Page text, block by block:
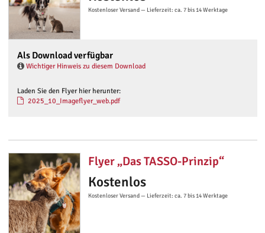
Kostenloser Versand — Lieferzeit: ca. 7 bis 14 Werktage
Als Download verfügbar
Wichtiger Hinweis zu diesem Download
Laden Sie den Flyer hier herunter:
2025_10_Imageflyer_web.pdf
Flyer „Das TASSO-Prinzip“
Kostenlos
Kostenloser Versand — Lieferzeit: ca. 7 bis 14 Werktage